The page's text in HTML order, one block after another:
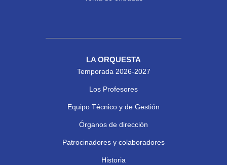
LA ORQUESTA
Temporada 2026-2027
Los Profesores
Equipo Técnico y de Gestión
Órganos de dirección
Patrocinadores y colaboradores
Historia